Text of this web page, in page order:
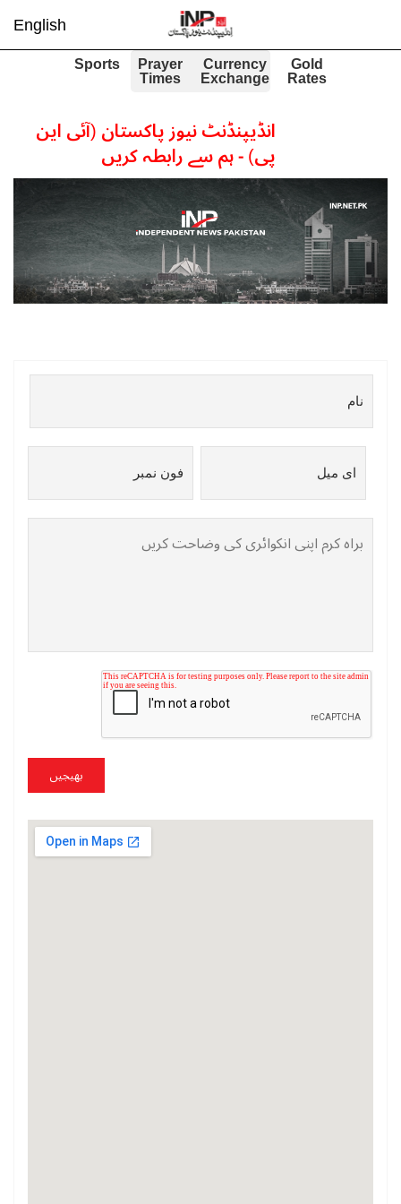
English
Gold
Rates
Currency
Exchange
Prayer
Times
Sports
انڈیپنڈنٹ نیوز پاکستان (آئی این
پی) - ہم سے رابطہ کریں
بھیجیں